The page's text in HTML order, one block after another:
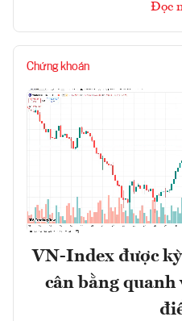
Đọc
Chứng khoán
VN-Index được
cân bằng quanh